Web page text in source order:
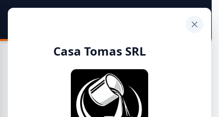
Guía de Empresas Metalúrgicas y Siderúrgicas
Casa Tomas SRL